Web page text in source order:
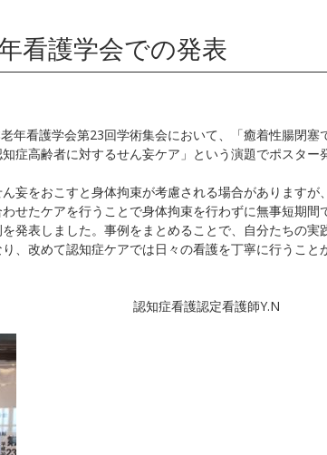
看護学会での発表
年看護学会第23回学術集会において、「癒着性腸閉塞
症高齢者に対するせん妄ケア」という演題でポスター
妄をおこすと身体拘束が考慮される場合がありますが、
せたケアを行うことで身体拘束を行わずに無事短期間
発表しました。事例をまとめることで、自分たちの実
、改めて認知症ケアでは日々の看護を丁寧に行うこと
認定看護師Y.N